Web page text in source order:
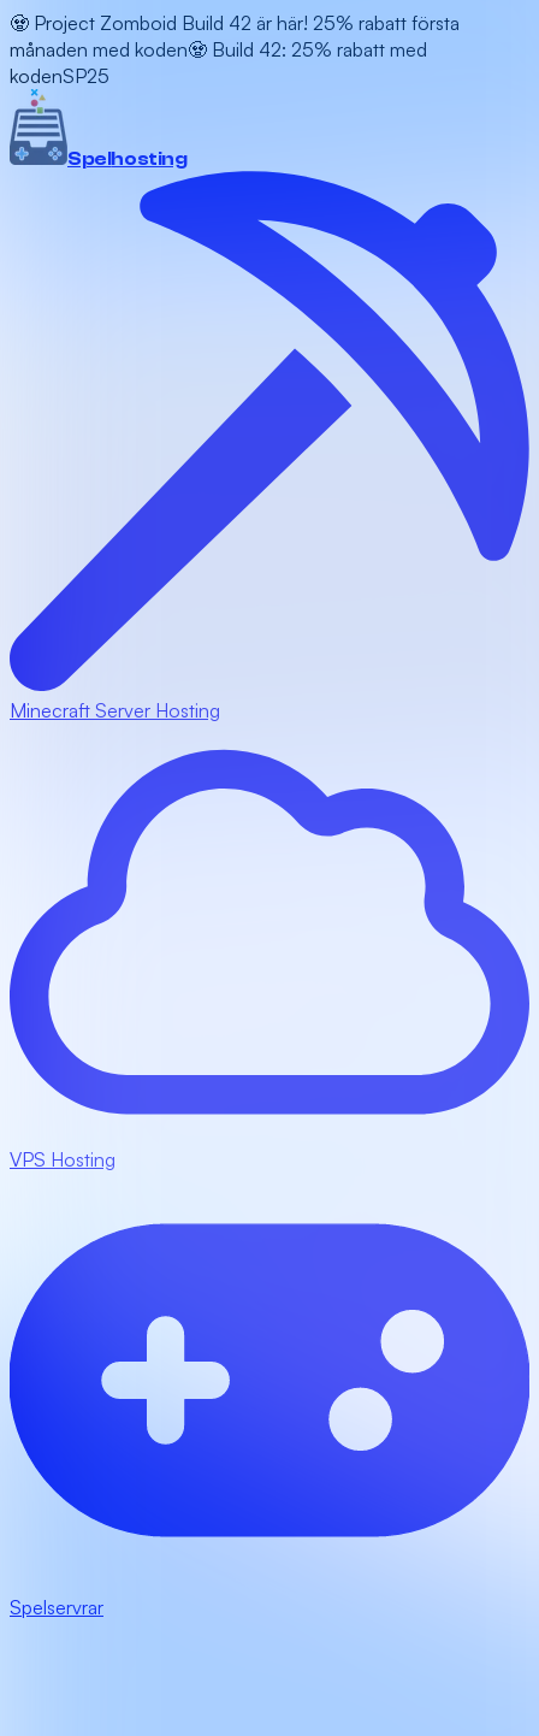
🧟 Project Zomboid Build 42 är här! 25% rabatt första
månaden med koden🧟 Build 42: 25% rabatt med
kodenSP25
Spelhosting
Minecraft Server Hosting
VPS Hosting
Spelservrar